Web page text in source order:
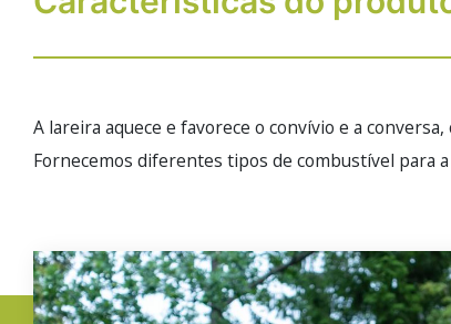
A lareira aquece e favorece o convívio e a
Fornecemos diferentes tipos de combustível para
Imagem